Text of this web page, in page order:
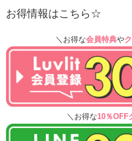
お得情報はこちら☆
＼お得な会員特典や
＼お得な10％OFF